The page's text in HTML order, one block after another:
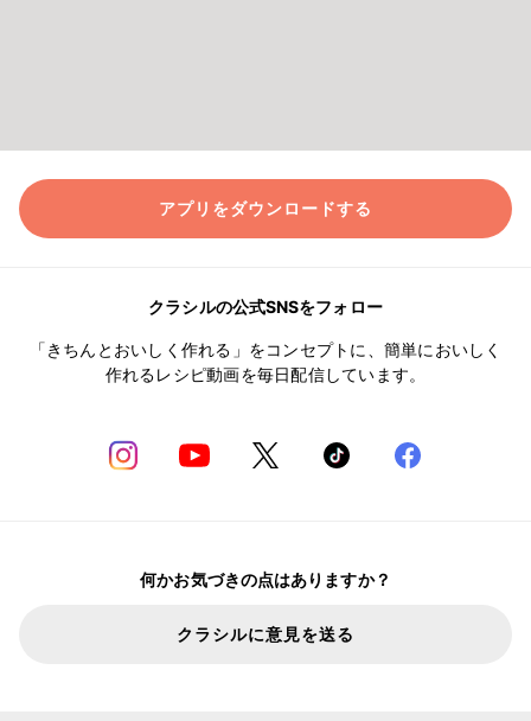
アプリをダウンロードする
クラシルの公式SNSをフォロー
「きちんとおいしく作れる」をコンセプトに、簡単においしく
作れるレシピ動画を毎日配信しています。
何かお気づきの点はありますか？
クラシルに意見を送る